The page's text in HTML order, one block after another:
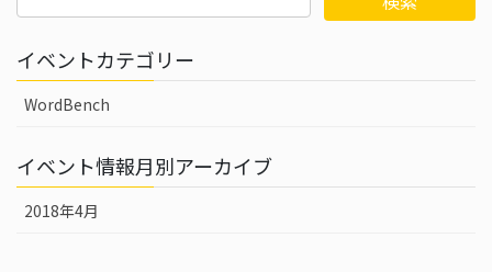
イベントカテゴリー
WordBench
イベント情報月別アーカイブ
2018年4月